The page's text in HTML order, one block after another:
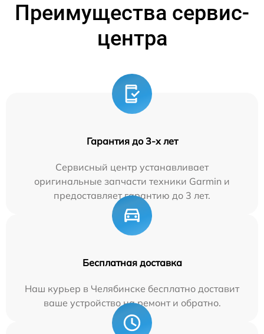
Преимущества сервис-
центра
Гарантия до 3-х лет
Сервисный центр устанавливает
оригинальные запчасти техники Garmin и
предоставляет гарантию до 3 лет.
Бесплатная доставка
Наш курьер в Челябинске бесплатно доставит
ваше устройство на ремонт и обратно.